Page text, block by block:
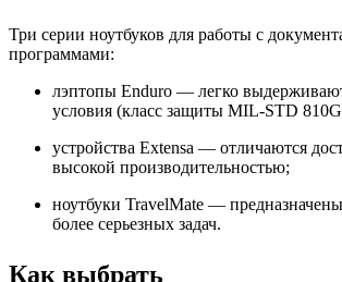
Три серии ноутбуков для работы с
программами:
лэптопы Enduro — легко
условия (класс защиты MIL-STD
устройства Extensa — отличаются
высокой производительностью;
ноутбуки TravelMate —
более серьезных задач.
Как выбрать